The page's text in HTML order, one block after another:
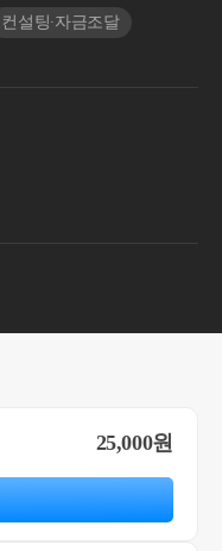
컨설팅∙자금조달
25,000원